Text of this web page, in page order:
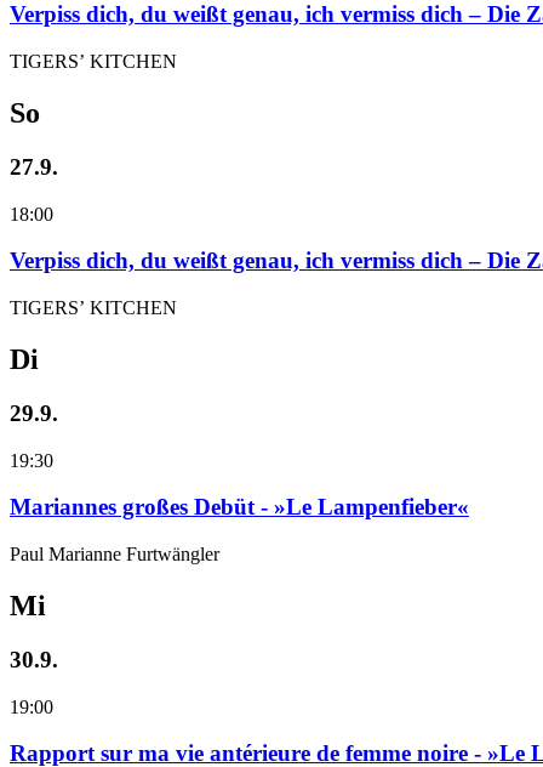
Verpiss dich, du weißt genau, ich vermiss dich – Die
TIGERS’ KITCHEN
So
27.9.
18:00
Verpiss dich, du weißt genau, ich vermiss dich – Die
TIGERS’ KITCHEN
Di
29.9.
19:30
Mariannes großes Debüt - »Le Lampenfieber«
Paul Marianne Furtwängler
Mi
30.9.
19:00
Rapport sur ma vie antérieure de femme noire - »Le